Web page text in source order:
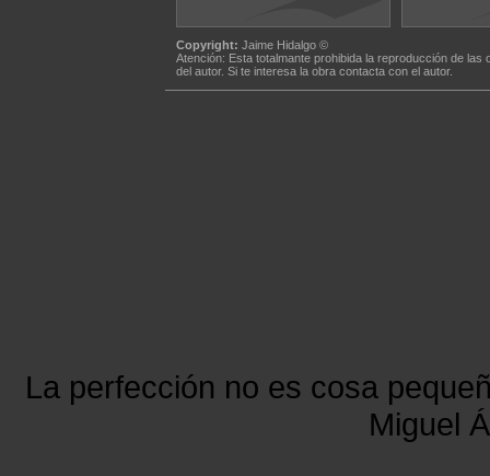
Copyright: Jaime Hidalgo ©
Atención: Esta totalmante prohibida la reproducción de
del autor. Si te interesa la obra contacta con el autor.
La perfección no es cosa
Miguel